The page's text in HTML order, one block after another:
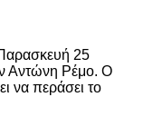
25
Αντώνη Ρέμο. Ο
να περάσει το